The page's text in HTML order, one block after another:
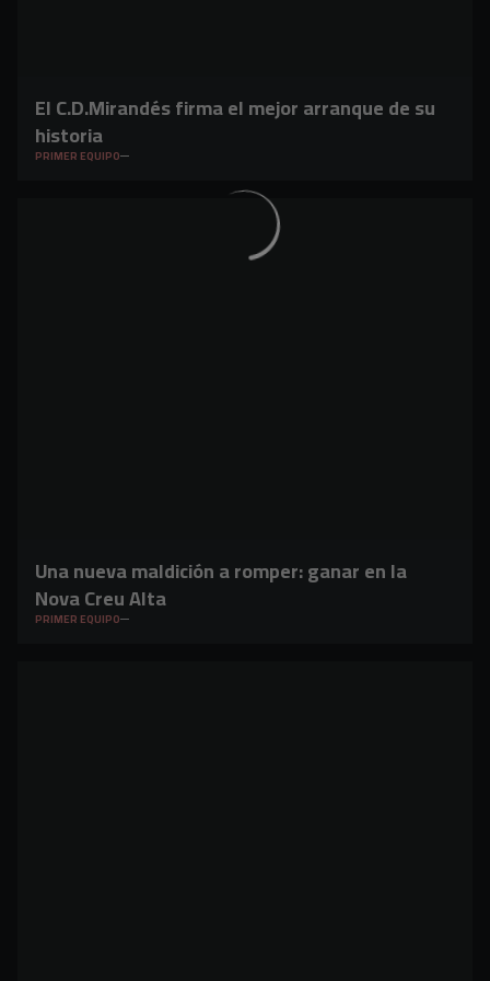
El C.D.Mirandés firma el mejor arranque de su
historia
PRIMER EQUIPO
Una nueva maldición a romper: ganar en la
Nova Creu Alta
PRIMER EQUIPO